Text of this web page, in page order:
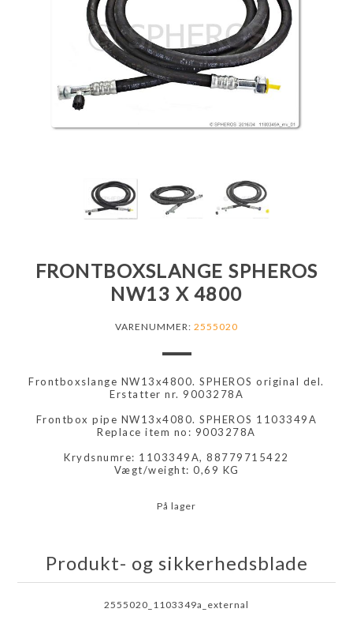
FRONTBOXSLANGE SPHEROS
NW13 X 4800
VARENUMMER: 2555020
Frontboxslange NW13x4800. SPHEROS original del.
Erstatter nr. 9003278A
Frontbox pipe NW13x4080. SPHEROS 1103349A
Replace item no: 9003278A
Krydsnumre: 1103349A, 88779715422
Vægt/weight: 0,69 KG
På lager
Produkt- og sikkerhedsblade
2555020_1103349a_external